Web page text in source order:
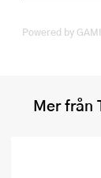
Powered by
Mer från